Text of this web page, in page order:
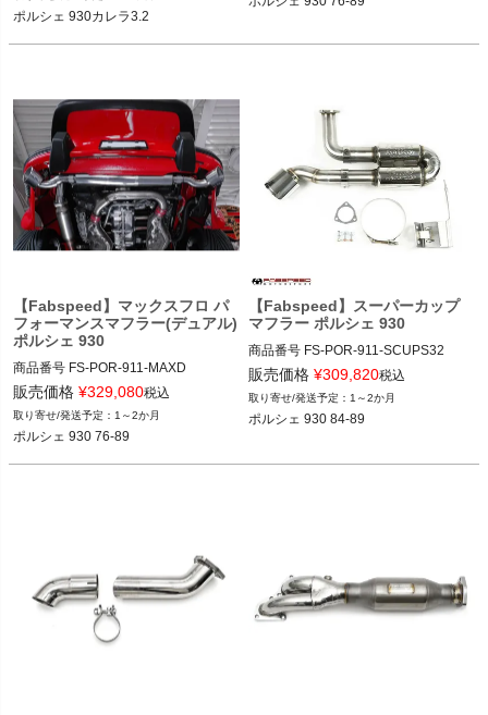
不可。
全部セットの場合の仕様は下記の通り
です。
2
・Select Heat Exchange Option: 1984
-1989(3.2L) With Heat
・Add Optional Sport Cats: Add Sport
Cats
・Select Tip Option: Competition Muffl
er Outlets
・Add OEM Porsche Oil Lines (Neces
ne Kit - FS.POR.911.32OLK
ポルシェ 930カレラ3.2 84-89
ポルシェ 930カレラ3.2 Single Outlet
【Fabspeed】マックスフロ パ
フォーマンスマフラー(デュアル)
ポルシェ 930
商品番号 FS-POR-911-MAXD
FS_POR_911_MAXD
12FAB"FS.POR.911.MAXD"
Select Outlet Type: Required
Dual Outlet
販売価格 ¥329,080税込
1～2か月
ポルシェ 930 76-89
【Fabspeed】スーパーカップ
マフラー ポルシェ 930
商品番号 FS-POR-911-SCUPS32
FS_POR_911_SCUPS32
12FAB"FS.POR.911.SCUPS32"
Select Year: Required
(1984-1989) 3.2L
ポルシェ 930 84-89
販売価格 ¥309,820税込
1～2か月
ポルシェ 930 84-89